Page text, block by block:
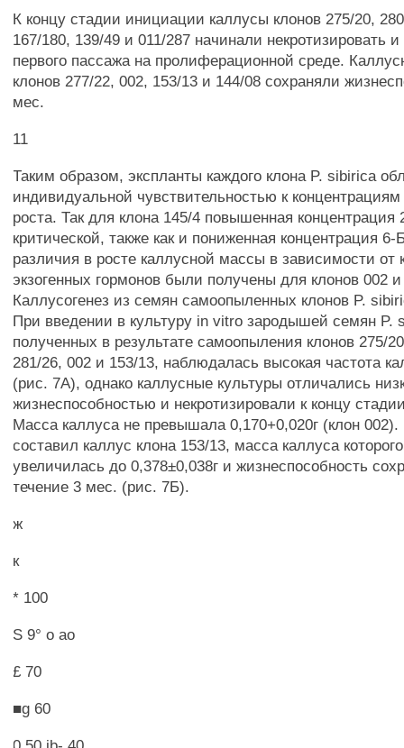
К концу стадии инициации каллусы клонов 275/20,
167/180, 139/49 и 011/287 начинали некротизировать
первого пассажа на пролиферационной среде.
клонов 277/22, 002, 153/13 и 144/08 сохраняли
мес.
11
Таким образом, экспланты каждого клона P. sibirica
индивидуальной чувствительностью к концентрациям
роста. Так для клона 145/4 повышенная
критической, также как и пониженная концентрация
различия в росте каллусной массы в зависимости от
экзогенных гормонов были получены для клонов 002
Каллусогенез из семян самоопыленных клонов P.
При введении в культуру in vitro зародышей семян P.
полученных в результате самоопыления клонов 275/
281/26, 002 и 153/13, наблюдалась высокая частота
(рис. 7А), однако каллусные культуры отличались
жизнеспособностью и некротизировали к концу
Масса каллуса не превышала 0,170+0,020г (клон
составил каллус клона 153/13, масса каллуса
увеличилась до 0,378±0,038г и жизнеспособность
течение 3 мес. (рис. 7Б).
ж
к
* 100
S 9° о ао
£ 70
■g 60